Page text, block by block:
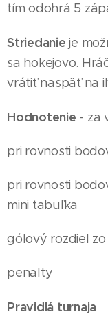
tím odohrá 5
Striedanieje
sa hokejovo.
vrátiť naspäť na
Hodnotenie - za
pri rovnosti
pri rovnosti
mini tabuľka
gólový rozdiel
penalty
Pravidlá turnaja